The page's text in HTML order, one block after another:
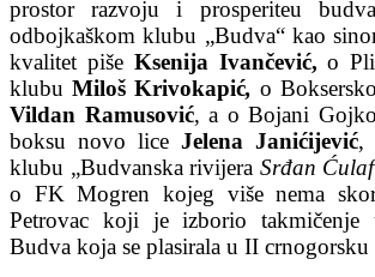
prostor razvoju i prosperiteu
odbojkaškom klubu „Budva“ kao
kvalitet piše Ksenija Ivančević,o
klubu Miloš Krivokapić, o
Vildan Ramusović, a o Bojani
boksu novo lice Jelena Janićijević,
klubu „Budvanska rivijera Srđan
o FK Mogren kojeg više nema
Petrovac koji je izborio
Budva koja se plasirala u II